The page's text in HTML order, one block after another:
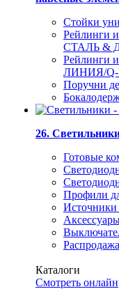
Стойки
Рейлинги
СТАЛЬ &
Рейлинги
ЛИНИЯ/Q-
Поручни
26.
Готовые
Профили
Источники
Распродажа
Каталоги
Смотреть онлайн